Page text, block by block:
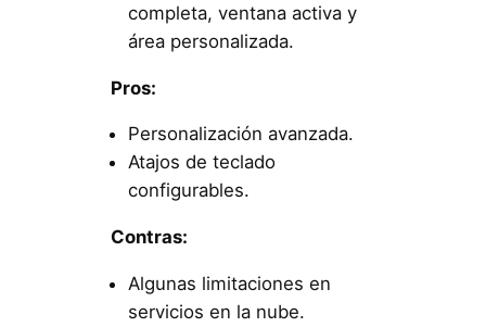
completa, ventana activa y
área personalizada.
Pros:
Personalización avanzada.
Atajos de teclado
configurables.
Contras:
Algunas limitaciones en
servicios en la nube.